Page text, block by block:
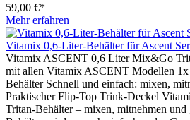
59,00 €*
Mehr erfahren
Vitamix 0,6-Liter-Behälter für Ascent
Vitamix ASCENT 0,6 Liter Mix&Go
mit allen Vitamix ASCENT Modellen
Behälter Schnell und einfach: mixen,
Praktischer Flip-Top Trink-Deckel
Tritan-Behälter – mixen, mitnehmen